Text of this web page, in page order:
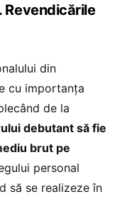
Revendicările
din
cu importanța
de la
debutant să fie
brut pe
personal
să se realizeze în